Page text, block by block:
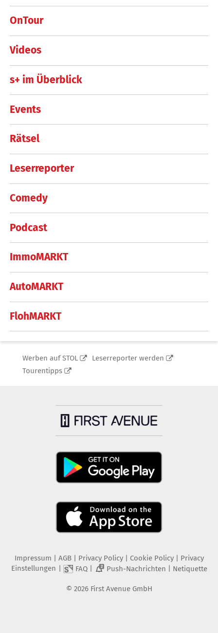
OnTour
Videos
s+ im Überblick
Events
Rätsel
Leserreporter
Comedy
Podcast
ImmoMARKT
AutoMARKT
FlohMARKT
Werben auf STOL
Leserreporter werden
Tourentipps
Impressum AGB Privacy Policy| Cookie Policy| Privacy
Einstellungen
FAQ| 2 Push-Nachrichten Netiquette
© 2026 First Avenue GmbH